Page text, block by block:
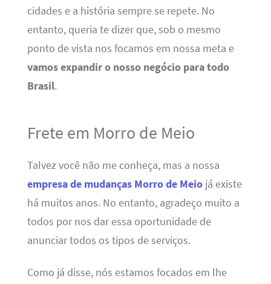
cidades e a história sempre se repete. No
entanto, queria te dizer que, sob o mesmo
ponto de vista nos focamos em nossa meta e
vamos expandir o nosso negócio para todo
Brasil.
Frete em Morro de Meio
Talvez você não me conheça, mas a nossa
empresa de mudanças Morro de Meio já existe
há muitos anos. No entanto, agradeço muito a
todos por nos dar essa oportunidade de
anunciar todos os tipos de serviços.
Como já disse, nós estamos focados em lhe